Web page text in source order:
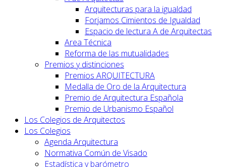
Arquitecturas para la igualdad
Forjamos Cimientos de Igualdad
Espacio de lectura A de Arquitectas
Area Técnica
Reforma de las mutualidades
Premios y distinciones
Premios ARQUITECTURA
Medalla de Oro de la Arquitectura
Premio de Arquitectura Española
Premio de Urbanismo Español
Los Colegios de Arquitectos
Los Colegios
Agenda Arquitectura
Normativa Común de Visado
Estadística y barómetro